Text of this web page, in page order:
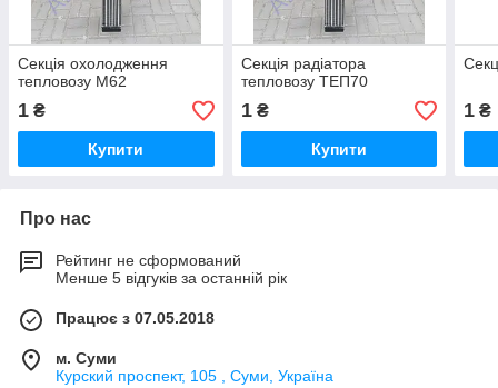
Секція охолодження
тепловозу М62
1 ₴
Купити
Секція радіатора
тепловозу ТЕП70
1₴
Купити
1 ₴
Про нас
Рейтинг не сформований
Менше 5 відгуків за останній рік
Працює з 07.05.2018
м. Суми
Курский проспект, 105 , Суми, Україна